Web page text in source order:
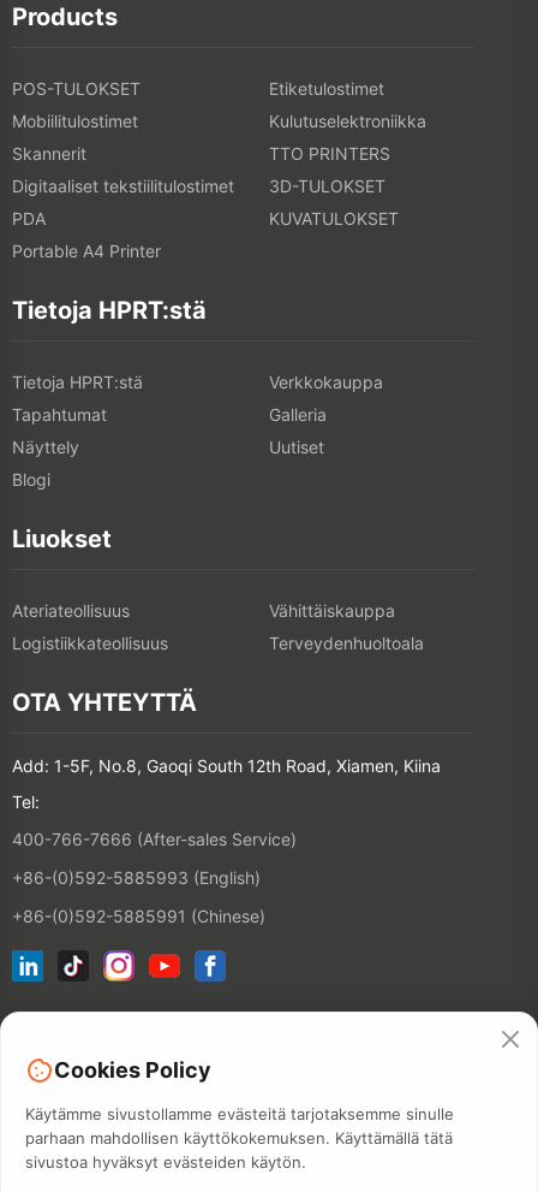
Products
POS-TULOKSET
Etiketulostimet
Mobiilitulostimet
Kulutuselektroniikka
Skannerit
TTO PRINTERS
Digitaaliset tekstiilitulostimet
3D-TULOKSET
PDA
KUVATULOKSET
Portable A4 Printer
Tietoja HPRT:stä
Tietoja HPRT:stä
Verkkokauppa
Tapahtumat
Galleria
Näyttely
Uutiset
Blogi
Liuokset
Ateriateollisuus
Vähittäiskauppa
Logistiikkateollisuus
Terveydenhuoltoala
OTA YHTEYTTÄ
Add: 1-5F, No.8, Gaoqi South 12th Road, Xiamen, Kiina
Tel:
400-766-7666 (After-sales Service)
+86-(0)592-5885993 (English)
+86-(0)592-5885991 (Chinese)
Cookies Policy
Käytämme sivustollamme evästeitä tarjotaksemme sinulle
parhaan mahdollisen käyttökokemuksen. Käyttämällä tätä
sivustoa hyväksyt evästeiden käytön.